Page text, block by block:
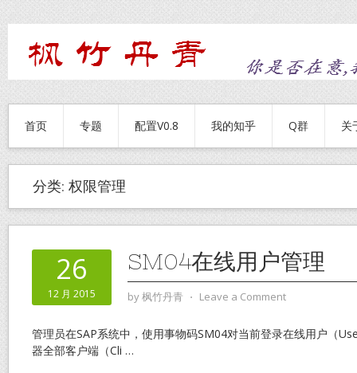
首页 专题 配置V0.8 我的知乎 Q群 关
分类: 权限管理
26
12 月 2015
SM04在线用户管理
by枫竹丹青 ⋅ Leave a Comment
管理员在SAP系统中，使用事物码SM04对当前登录在线用户（
器全部客户端（Cli …